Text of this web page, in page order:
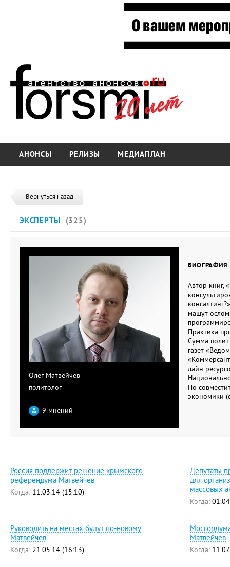
АНОНСЫ РЕЛИЗЫ МЕДИАПЛАН
Вернуться назад
ЭКСПЕРТЫ (325)
Олег Матвейчев
политолог
9 мнений
БИОГРАФИЯ
Автор книг,
машут
Практика
Сумма
газет
лайн
По
экономики
Россия поддержит решение крымского
референдума Матвейчев
Когда: 11.03.14 (15:10)
Депутаты
для
массовых
Когда:
Руководить на местах будут по-новому
Матвейчев
Когда: 21.05.14 (16:13)
Матвейчев
Когда: